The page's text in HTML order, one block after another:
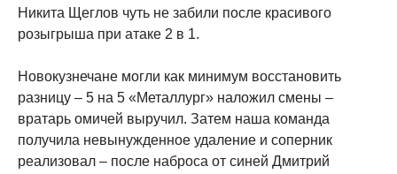
Никита Щеглов чуть не забили после красивого
розыгрыша при атаке 2 в 1.
Новокузнечане могли как минимум восстановить
разницу – 5 на 5 «Металлург» наложил смены –
вратарь омичей выручил. Затем наша команда
получила невынужденное удаление и соперник
реализовал – после наброса от синей Дмитрий